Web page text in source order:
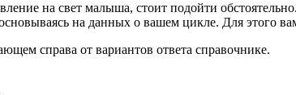
на свет малыша, стоит подойти
на данных о вашем цикле. Для этого
справа от вариантов ответа справочнике.